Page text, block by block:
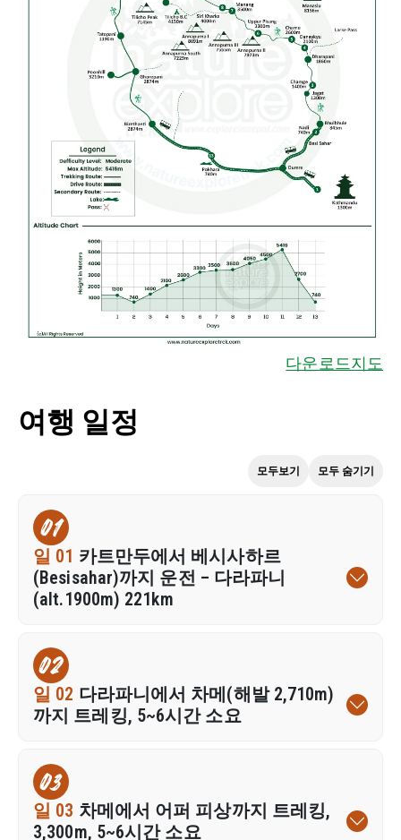
다운로드지도
여행 일정
모두보기 모두 숨기기
01
일 01 카트만두에서 베시사하르
(Besisahar)까지 운전 – 다라파니
(alt.1900m) 221km
02
일 02 다라파니에서 차메(해발 2,710m)
까지 트레킹, 5~6시간 소요
03
일 03 차메에서 어퍼 피상까지 트레킹,
3,300m, 5~6시간 소요